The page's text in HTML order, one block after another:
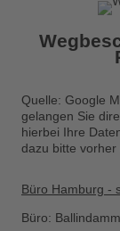
Quelle: Google
gelangen Sie
hierbei Ihre
dazu bitte vorher
Büro Hamburg -
Büro: